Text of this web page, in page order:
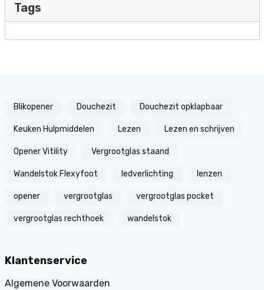
Tags
Blikopener Douchezit Douchezit opklapbaar
Keuken Hulpmiddelen Lezen Lezen en schrijven
Opener Vitility Vergrootglas staand
Wandelstok Flexyfoot ledverlichting lenzen
opener vergrootglas vergrootglas pocket
vergrootglas rechthoek wandelstok
Klantenservice
Algemene Voorwaarden